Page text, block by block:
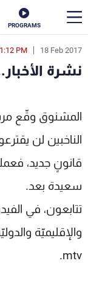
PROGRAMS
18 Feb 2017
PM
نشرة الأخبار... بـ٥
المشنوق وقّع
الناخبين لن
قانونٍ جديد،
سعيدة بعد.
تتابعون، في
mtv.
en
الأخبار
سياسة
إقتصاد
منوعات
البرامج